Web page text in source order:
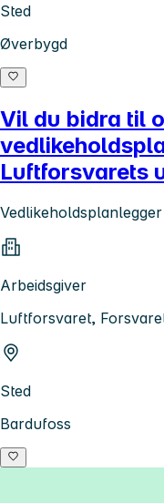
Sted
Øverbygd
Vil du bidra til
Luftforsvarets
Vedlikeholdsplanlegger
Arbeidsgiver
Luftforsvaret,
Sted
Bardufoss